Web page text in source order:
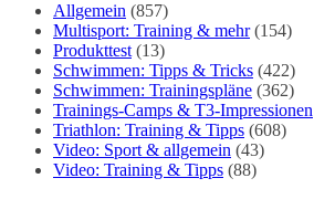
Allgemein (857)
Multisport: Training & mehr(154)
Produkttest (13)
Schwimmen: Tipps & Tricks (422)
Schwimmen: Trainingspläne (362)
Trainings-Camps & T3-Impressionen
Triathlon: Training & Tipps (608)
Video: Sport & allgemein (43)
Video: Training & Tipps (88)